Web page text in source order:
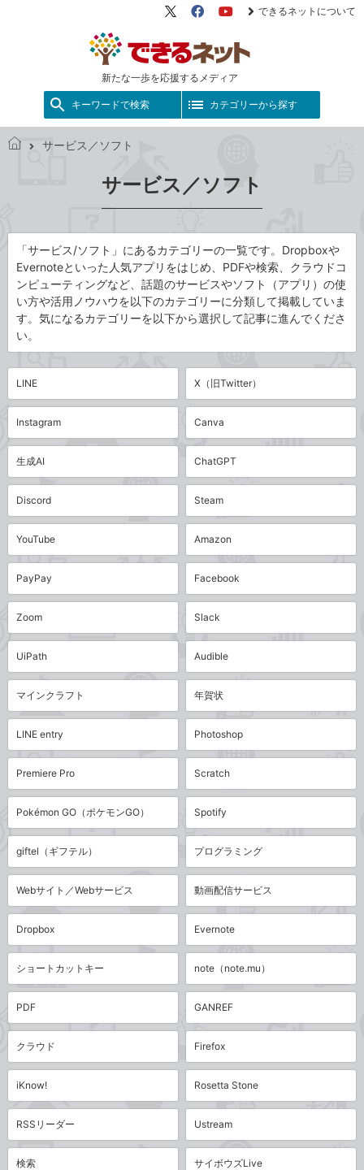
新たな一歩を応援するメディア
X（旧
FacebookYouTube
できるネットについて
キーワードで検索 カテゴリーから探す
ト
サービス／ソフト
サービス／ソフト
「サービス/ソフト」にあるカテゴリーの一覧です。Dropboxや
Evernoteといった人気アプリをはじめ、PDFや検索、クラウドコ
ンピューティングなど、話題のサービスやソフト（アプリ）の使
い方や活用ノウハウを以下のカテゴリーに分類して掲載していま
す。気になるカテゴリーを以下から選択して記事に進んでくださ
い。
LINE X（旧Twitter）
Instagram Canva
生成AI ChatGPT
Discord Steam
YouTube Amazon
PayPay Facebook
Zoom Slack
UiPath Audible
マインクラフト 年賀状
LINE entry Photoshop
Premiere Pro Scratch
Pokémon GO（ポケモンGO） Spotify
giftel（ギフテル） プログラミング
Webサイト／Webサービス 動画配信サービス
Dropbox Evernote
ショートカットキー note（note.mu）
PDF GANREF
クラウド Firefox
iKnow! Rosetta Stone
RSSリーダー Ustream
検索 サイボウズLive